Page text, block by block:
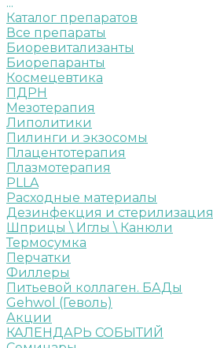
Каталог препаратов
Все препараты
Биоревитализанты
Биорепаранты
Космецевтика
ПДРН
Мезотерапия
Липолитики
Пилинги и экзосомы
Плацентотерапия
Плазмотерапия
PLLA
Расходные материалы
Дезинфекция и стерилизация
Шприцы \ Иглы \ Канюли
Термосумка
Перчатки
Филлеры
Питьевой коллаген. БАДы
Gehwol (Геволь)
Акции
КАЛЕНДАРЬ СОБЫТИЙ